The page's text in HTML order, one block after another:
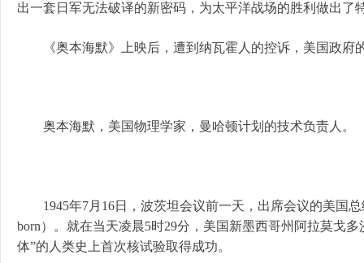
出一套日军无法破译的新密码，为太平洋战场的胜利做出了
《奥本海默》上映后，遭到纳瓦霍人的控诉，美国政府
奥本海默，美国物理学家，曼哈顿计划的技术负责人。
1945年7月16日，波茨坦会议前一天，出席会议的美国总
born）。就在当天凌晨5时29分，美国新墨西哥州阿拉莫戈
体”的人类史上首次核试验取得成功。